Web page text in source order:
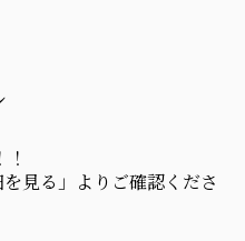
見る」よりご確認くださ